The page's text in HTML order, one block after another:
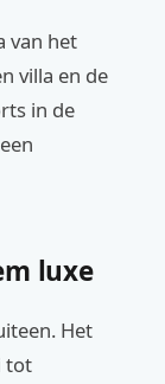
van het
villa en de
in de
luxe
Het
tot